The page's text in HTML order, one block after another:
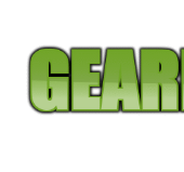
content